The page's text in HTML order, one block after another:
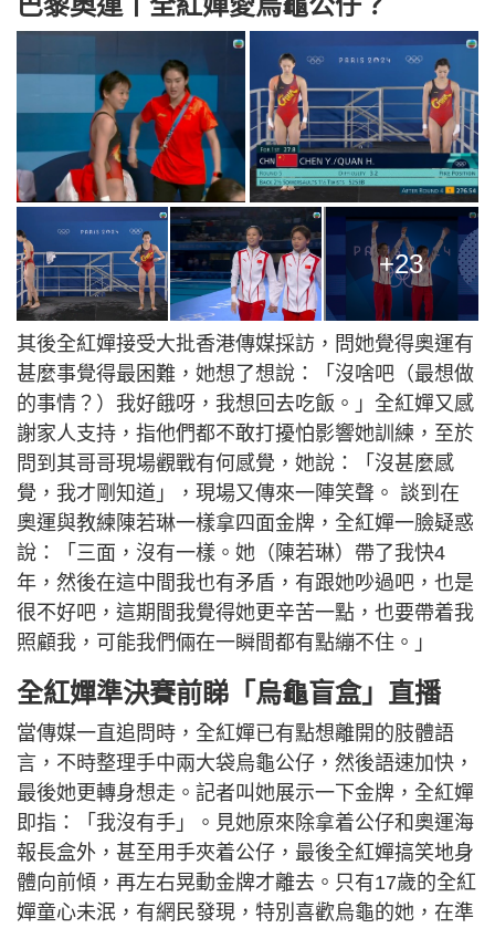
+23
其後全紅嬋接受大批香港傳媒採訪，問她覺得奧運有
甚麼事覺得最困難，她想了想說：「沒啥吧（最想做
的事情？）我好餓呀，我想回去吃飯。」全紅嬋又感
謝家人支持，指他們都不敢打擾怕影響她訓練，至於
問到其哥哥現場觀戰有何感覺，她說：「沒甚麼感
覺，我才剛知道」，現場又傳來一陣笑聲。 談到在
奧運與教練陳若琳一樣拿四面金牌，全紅嬋一臉疑惑
說：「三面，沒有一樣。她（陳若琳）帶了我快4
年，然後在這中間我也有矛盾，有跟她吵過吧，也是
很不好吧，這期間我覺得她更辛苦一點，也要帶着我
照顧我，可能我們倆在一瞬間都有點繃不住。」
全紅嬋準決賽前睇「烏龜盲盒」直播
當傳媒一直追問時，全紅嬋已有點想離開的肢體語
言，不時整理手中兩大袋烏龜公仔，然後語速加快，
最後她更轉身想走。記者叫她展示一下金牌，全紅嬋
即指：「我沒有手」。見她原來除拿着公仔和奧運海
報長盒外，甚至用手夾着公仔，最後全紅嬋搞笑地身
體向前傾，再左右晃動金牌才離去。只有17歲的全紅
嬋童心未泯，有網民發現，特別喜歡烏龜的她，在準